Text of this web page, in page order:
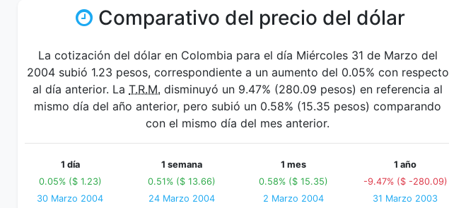
Comparativo del precio del dólar
La cotización del dólar en Colombia para el día Miércoles 31 de Marzo del
2004 subió 1.23 pesos, correspondiente a un aumento del 0.05% con respecto
al día anterior. La T.R.M. disminuyó un 9.47% (280.09 pesos) en referencia al
mismo día del año anterior, pero subió un 0.58% (15.35 pesos) comparando
con el mismo día del mes anterior.
1 día
0.05% ($ 1.23)
30 Marzo 2004
1 semana
0.51% ($ 13.66)
24 Marzo 2004
1 mes
0.58% ($ 15.35)
2 Marzo 2004
1 año
-9.47% ($ -280.09)
31 Marzo 2003